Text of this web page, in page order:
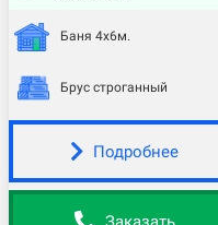
Баня 4х6м.
Брус строганный
Подробнее